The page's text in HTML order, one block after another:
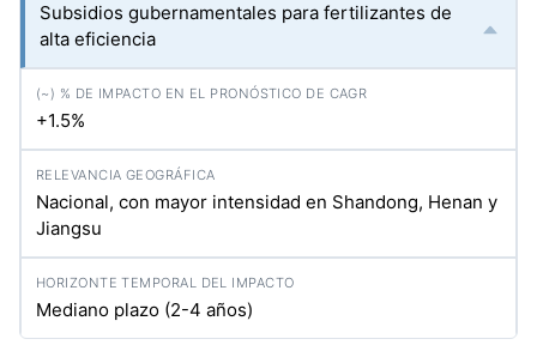
Subsidios gubernamentales para fertilizantes de
alta eficiencia
+1.5%
Nacional, con mayor intensidad en Shandong, Henan y
Jiangsu
Mediano plazo (2-4 años)